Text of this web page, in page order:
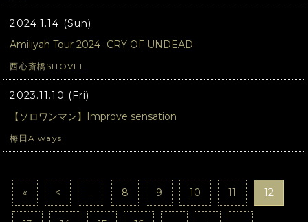
2024.1.14 (Sun)
Amiliyah Tour 2024 -CRY OF UNDEAD-
西心斎橋SHOVEL
2023.11.10 (Fri)
【ソロワンマン】Improve sensation
梅田Always
« < ... 8 9 10 11 12